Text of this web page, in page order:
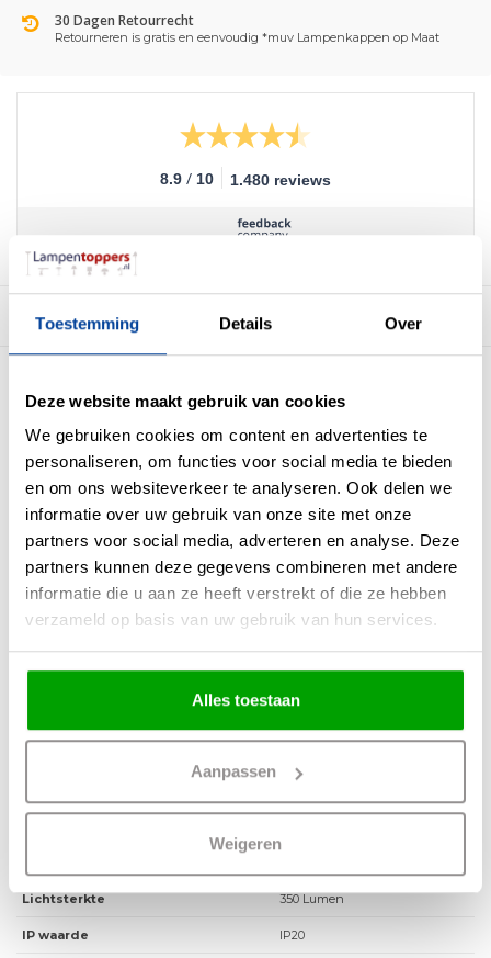
Toestemming Details Over
Deze website maakt gebruik van cookies
We gebruiken cookies om content en advertenties te
personaliseren, om functies voor social media te bieden
en om ons websiteverkeer te analyseren. Ook delen we
informatie over uw gebruik van onze site met onze
partners voor social media, adverteren en analyse. Deze
partners kunnen deze gegevens combineren met andere
informatie die u aan ze heeft verstrekt of die ze hebben
verzameld op basis van uw gebruik van hun services.
Alles toestaan
Aanpassen
Weigeren
30 Dagen Retourrecht
Retourneren is gratis en eenvoudig *muv Lampenkappen op Maat
8.9 / 10 1.480 reviews
Beschrijving
Led lamp is uitgevoerd met een G9 fitting. De lichtbron heeft een wattage van
3.5watt en een kleurtemperatuur van 2700 kelvin.
De lamp produceert een lichtopbrengst van 350 Lumen. De levensduur
bedraagt tot wel 15.000 branduren.
Materiaal Kunststof
Lichtsterkte 350 Lumen
IP waarde IP20